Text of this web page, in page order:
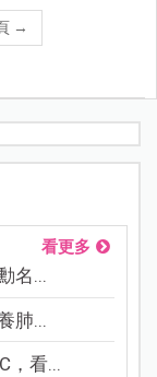
→
看更多
名...
肺...
，看...